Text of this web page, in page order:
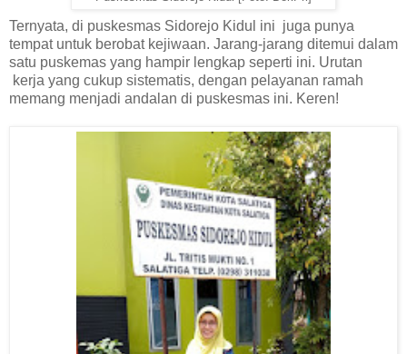
Ternyata, di puskesmas Sidorejo Kidul ini juga punya
tempat untuk berobat kejiwaan. Jarang-jarang ditemui dalam
satu puskemas yang hampir lengkap seperti ini. Urutan
kerja yang cukup sistematis, dengan pelayanan ramah
memang menjadi andalan di puskesmas ini. Keren!